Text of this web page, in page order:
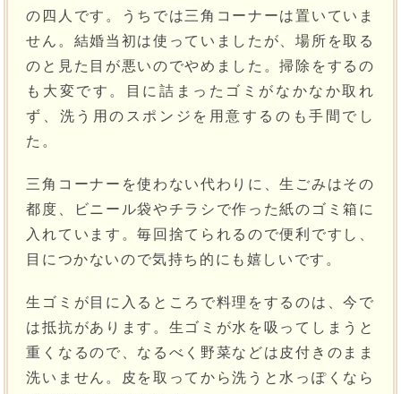
の四人です。うちでは三角コーナーは置いていま
せん。結婚当初は使っていましたが、場所を取る
のと見た目が悪いのでやめました。掃除をするの
も大変です。目に詰まったゴミがなかなか取れ
ず、洗う用のスポンジを用意するのも手間でし
た。
三角コーナーを使わない代わりに、生ごみはその
都度、ビニール袋やチラシで作った紙のゴミ箱に
入れています。毎回捨てられるので便利ですし、
目につかないので気持ち的にも嬉しいです。
生ゴミが目に入るところで料理をするのは、今で
は抵抗があります。生ゴミが水を吸ってしまうと
重くなるので、なるべく野菜などは皮付きのまま
洗いません。皮を取ってから洗うと水っぽくなら